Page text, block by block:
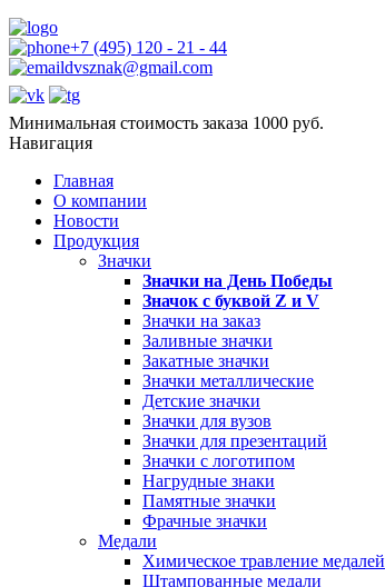
+7 (495) 120 - 21 - 44
dvsznak@gmail.com
Минимальная стоимость заказа 1000 руб.
Навигация
Главная
О компании
Новости
Продукция
Значки
Значки на День Победы
Значок с буквой Z и V
Значки на заказ
Заливные значки
Закатные значки
Значки металлические
Детские значки
Значки для вузов
Значки для презентаций
Значки с логотипом
Нагрудные знаки
Памятные значки
Фрачные значки
Медали
Химическое травление медалей
Штампованные медали